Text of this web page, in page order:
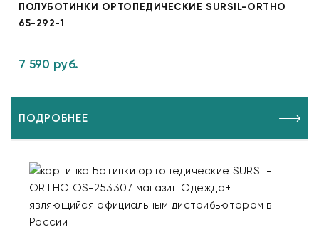
ПОЛУБОТИНКИ ОРТОПЕДИЧЕСКИЕ SURSIL-ORTHO
65-292-1
7 590 руб.
ПОДРОБНЕЕ